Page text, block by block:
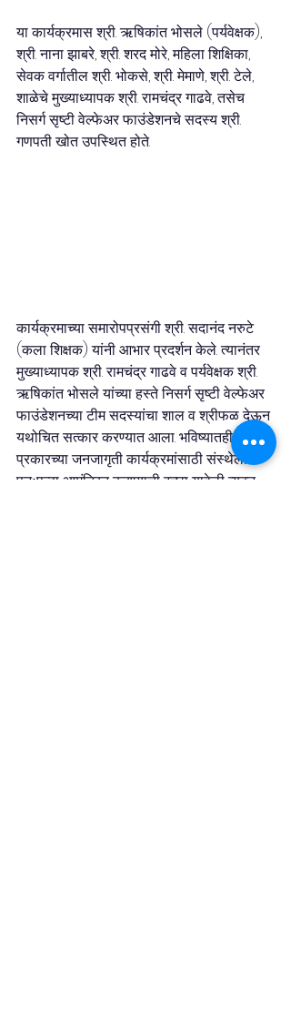
या कार्यक्रमास श्री. ऋषिकांत भोसले (पर्यवेक्षक),
श्री. नाना झाबरे, श्री. शरद मोरे, महिला शिक्षिका,
सेवक वर्गातील श्री. भोकसे, श्री. मेमाणे, श्री. टेले,
शाळेचे मुख्याध्यापक श्री. रामचंद्र गाढवे, तसेच
निसर्ग सृष्टी वेल्फेअर फाउंडेशनचे सदस्य श्री.
गणपती खोत उपस्थित होते.
कार्यक्रमाच्या समारोपप्रसंगी श्री. सदानंद नरुटे
(कला शिक्षक) यांनी आभार प्रदर्शन केले. त्यानंतर
मुख्याध्यापक श्री. रामचंद्र गाढवे व पर्यवेक्षक श्री.
ऋषिकांत भोसले यांच्या हस्ते निसर्ग सृष्टी वेल्फेअर
फाउंडेशनच्या टीम सदस्यांचा शाल व श्रीफळ देऊन
यथोचित सत्कार करण्यात आला. भविष्यातही अशा
प्रकारच्या जनजागृती कार्यक्रमांसाठी संस्थेला
पुनःपुन्हा आमंत्रित करण्याची इच्छा यावेळी व्यक्त